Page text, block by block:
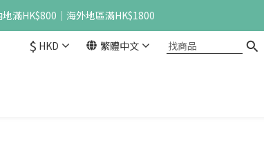
滿HK$800｜海外地區滿HK$1800
$ HKD 繁體中文